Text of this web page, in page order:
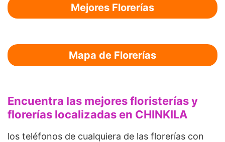
Mejores Florerías
Mapa de Florerías
Encuentra las mejores floristerías y
florerías localizadas en CHINKILA
los teléfonos de cualquiera de las florerías con